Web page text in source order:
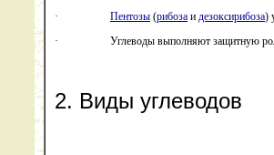
· Пентозы (рибоза и дезоксирибоза)
· Углеводы выполняют защитную роль
2. Виды углеводов